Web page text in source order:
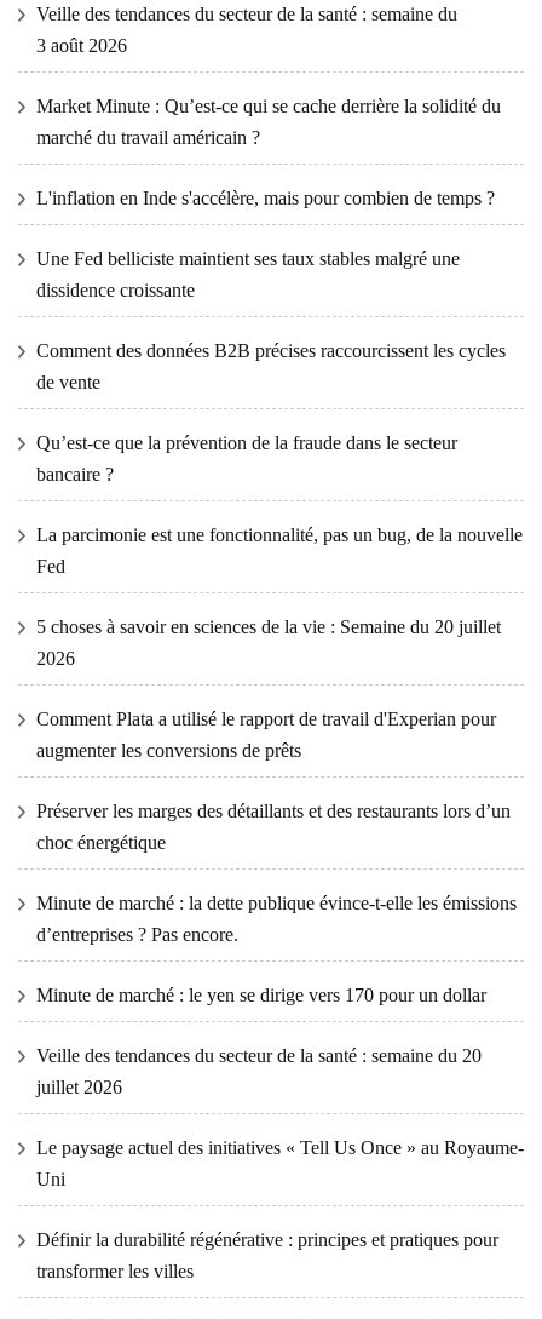
Veille des tendances du secteur de la santé : semaine du
3 août 2026
Market Minute : Qu’est-ce qui se cache derrière la solidité du
marché du travail américain ?
L'inflation en Inde s'accélère, mais pour combien de temps ?
Une Fed belliciste maintient ses taux stables malgré une
dissidence croissante
Comment des données B2B précises raccourcissent les cycles
de vente
Qu’est-ce que la prévention de la fraude dans le secteur
bancaire ?
La parcimonie est une fonctionnalité, pas un bug, de la nouvelle
Fed
5 choses à savoir en sciences de la vie : Semaine du 20 juillet
2026
Comment Plata a utilisé le rapport de travail d'Experian pour
augmenter les conversions de prêts
Préserver les marges des détaillants et des restaurants lors d’un
choc énergétique
Minute de marché : la dette publique évince-t-elle les émissions
d’entreprises ? Pas encore.
Minute de marché : le yen se dirige vers 170 pour un dollar
Veille des tendances du secteur de la santé : semaine du 20
juillet 2026
Le paysage actuel des initiatives « Tell Us Once » au Royaume-
Uni
Définir la durabilité régénérative : principes et pratiques pour
transformer les villes